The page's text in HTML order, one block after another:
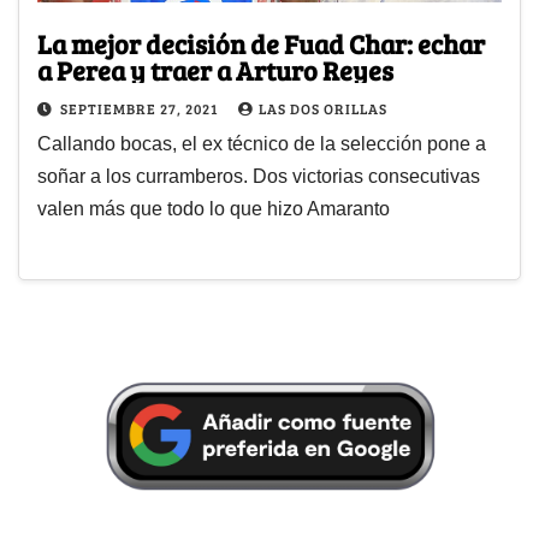
La mejor decisión de Fuad Char: echar
a Perea y traer a Arturo Reyes
SEPTIEMBRE 27, 2021 LAS DOS ORILLAS
Callando bocas, el ex técnico de la selección pone a
soñar a los curramberos. Dos victorias consecutivas
valen más que todo lo que hizo Amaranto